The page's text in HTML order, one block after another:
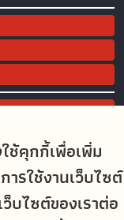
ช้คุกกี้เพื่อเพิ่ม
รใช้งานเว็บไซต์
บไซต์ของเราต่อ